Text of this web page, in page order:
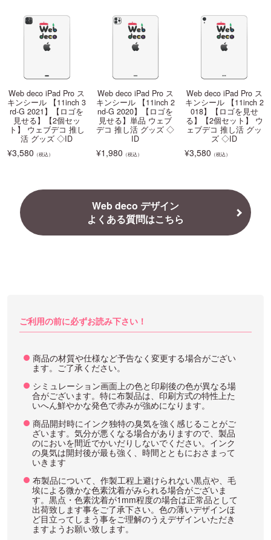
Web deco iPad Pro ス
キンシール 【11inch 3
rd-G 2021】【ロゴを
見せる】【2個セッ
ト】 ウェブデコ 推し
活 グッズ ◇ID
¥3,580 （税込）
Web deco iPad Pro ス
キンシール 【11inch 2
nd-G 2020】【ロゴを
見せる】単品 ウェブ
デコ 推し活 グッズ ◇
ID
¥1,980 （税込）
Web deco iPad Pro ス
キンシール 【11inch 2
018】【ロゴを見せ
る】【2個セット】 ウ
ェブデコ 推し活 グッ
ズ ◇ID
¥3,580 （税込）
Web deco デザイン
よくある質問はこちら
ご利用の前に必ずお読み下さい！
商品の材質や仕様など予告なく変更する場合がござい
ます。ご了承ください。
シミュレーション画面上の色と印刷後の色が異なる場
合がございます。特に布製品は、印刷方式の特性上た
いへん鮮やかな発色で赤みが強めになります。
商品開封時にインク独特の臭気を強く感じることがご
ざいます。気分が悪くなる場合がありますので、製品
のにおいを間近でかいだりしないでください。インク
の臭気は開封後が最も強く、時間とともにおさまって
いきます
布製品について、作製工程上避けられない黒点や、毛
埃による微かな色素沈着がみられる場合がございま
す。黒点・色素沈着が1mm程度の場合は正常品として
出荷致します事をご了承下さい。色の薄いデザインほ
ど目立ってしまう事をご理解のうえデザインいただき
ますようお願い致します。